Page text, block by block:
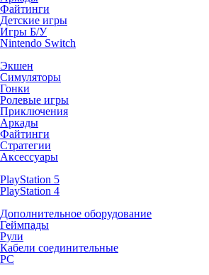
Файтинги
Детские игры
Игры Б/У
Nintendo Switch
Экшен
Симуляторы
Гонки
Ролевые игры
Приключения
Аркады
Файтинги
Стратегии
Аксессуары
PlayStation 5
PlayStation 4
Дополнительное оборудование
Геймпады
Рули
Кабели соединительные
PC